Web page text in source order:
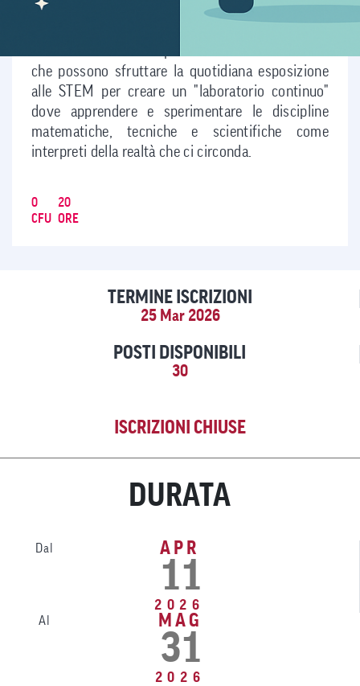
primo ciclo, rendendo la scoperta delle STEM
che possono sfruttare la quotidiana esposizione
alle STEM per creare un "laboratorio continuo"
dove apprendere e sperimentare le discipline
matematiche, tecniche e scientifiche come
interpreti della realtà che ci circonda.
0
CFU
20
ORE
TERMINE ISCRIZIONI
25 Mar 2026
POSTI DISPONIBILI
30
ISCRIZIONI CHIUSE
DURATA
Dal APR
11
2026
Al MAG
31
2026